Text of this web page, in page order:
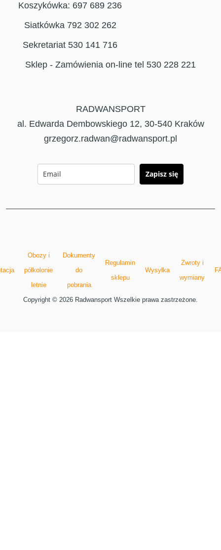
Koszykówka: 697 689 236
Siatkówka 792 302 262
Sekretariat 530 141 716
Sklep - Zamówienia on-line tel 530 228 221
RADWANSPORT
al. Edwarda Dembowskiego 12, 30-540 Kraków
grzegorz.radwan@radwansport.pl
Zapisz się
Obozy i
półkolonie
letnie
Dokumenty
do
pobrania
Regulamin
sklepu
Wysyłka
Zwroty i
wymiany
Copyright © 2026 Radwansport Wszelkie prawa zastrzeżone.